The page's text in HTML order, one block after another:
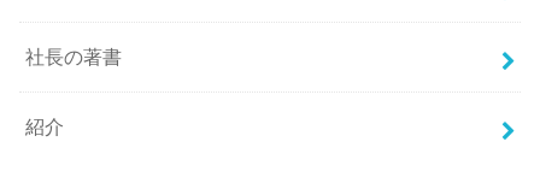
社長の著書
紹介